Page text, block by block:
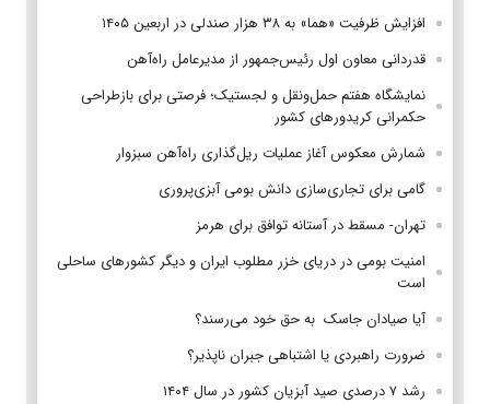
افزایش ظرفیت «هما» به ۳۸ هزار صندلی در اربعین ۱۴۰۵
قدردانی معاون اول رئیس‌جمهور از مدیرعامل راه‌آهن
نمایشگاه هفتم حمل‌ونقل و لجستیک؛ فرصتی برای بازطراحی
حکمرانی کریدورهای کشور
شمارش معکوس آغاز عملیات ریل‌گذاری راه‌آهن سبزوار
گامی برای تجاری‌سازی دانش بومی آبزی‌پروری
تهران- مسقط در آستانه توافق برای هرمز
امنیت بومی در دریای خزر مطلوب ایران و دیگر کشورهای ساحلی
است
آیا صیادان جاسک به حق خود می‌رسند؟
ضرورت راهبردی یا اشتباهی جبران ناپذیر؟
رشد ۷ درصدی صید آبزیان کشور در سال ۱۴۰۴